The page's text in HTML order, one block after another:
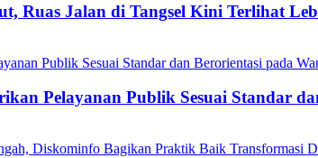
Ruas Jalan di Tangsel Kini Terlihat
Pelayanan Publik Sesuai Standar